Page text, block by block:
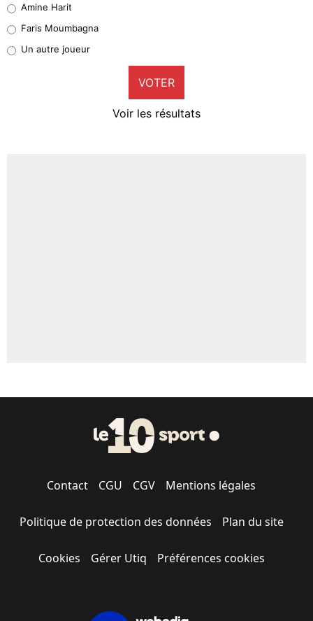
1%
9%
Amine Harit
Faris Moumbagna
Un autre joueur
VOTER
Voir les résultats
Contact CGU CGV Mentions légales
Politique de protection des données Plan du site
Cookies Gérer Utiq Préférences cookies